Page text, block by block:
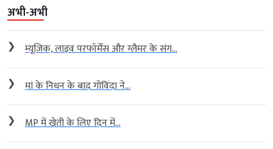
अभी-अभी
❯ म्यूजिक, लाइव परफॉर्मेंस और ग्लैमर के संग...
❯ मां के निधन के बाद गोविंदा ने...
❯ MP में खेती के लिए दिन में...